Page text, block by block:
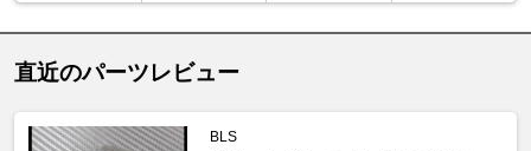
直近のパーツレビュー
BLS